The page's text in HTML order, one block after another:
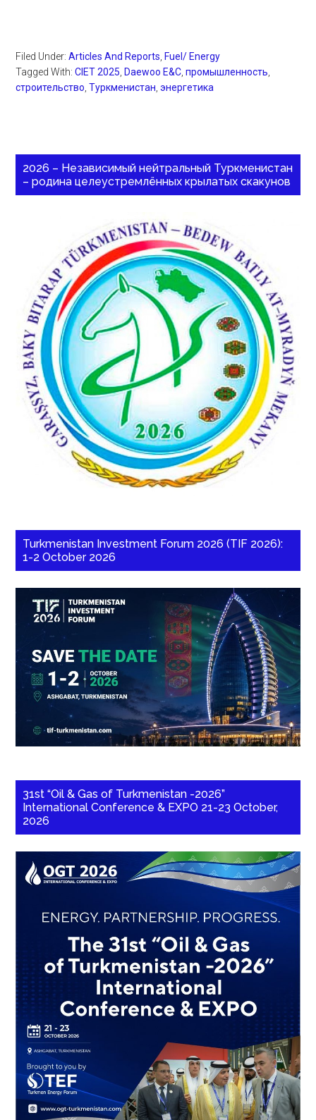
Filed Under:Articles And Reports Fuel/ Energy
Tagged With:CIET 2025 Daewoo E&C ,промышленность
строительство ,Туркменистан ,энергетика
2026 – Независимый нейтральный Туркменистан
– родина целеустремлённых крылатых скакунов
Turkmenistan Investment Forum 2026 (TIF 2026):
1-2 October 2026
31st “Oil & Gas of Turkmenistan -2026”
International Conference & EXPO 21-23 October,
2026